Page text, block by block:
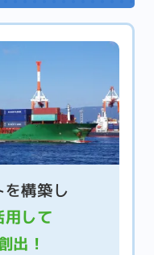
構築し
して
出！